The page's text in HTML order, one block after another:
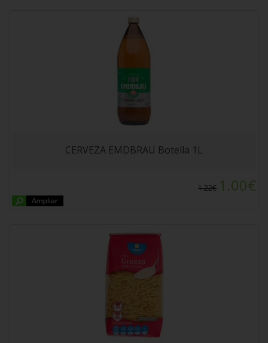
CERVEZA EMDBRAU Botella 1L
1.22€ 1.00€
FIDEO GRUESO ALTEZA 500gr
MACARRON PLUMA ALTEZA 500gr